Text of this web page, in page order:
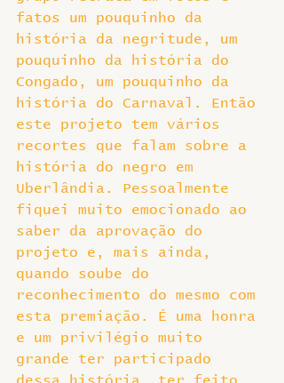
fatos um pouquinho da
história da negritude, um
pouquinho da história do
Congado, um pouquinho da
história do Carnaval. Então
este projeto tem vários
recortes que falam sobre a
história do negro em
Uberlândia. Pessoalmente
fiquei muito emocionado ao
saber da aprovação do
projeto e, mais ainda,
quando soube do
reconhecimento do mesmo com
esta premiação. É uma honra
e um privilégio muito
grande ter participado